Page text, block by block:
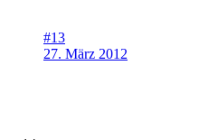
#13
27. März 2012